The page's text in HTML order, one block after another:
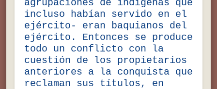
agrupaciones de indígenas que
incluso habían servido en el
ejército- eran baquianos del
ejército. Entonces se produce
todo un conflicto con la
cuestión de los propietarios
anteriores a la conquista que
reclaman sus títulos, en